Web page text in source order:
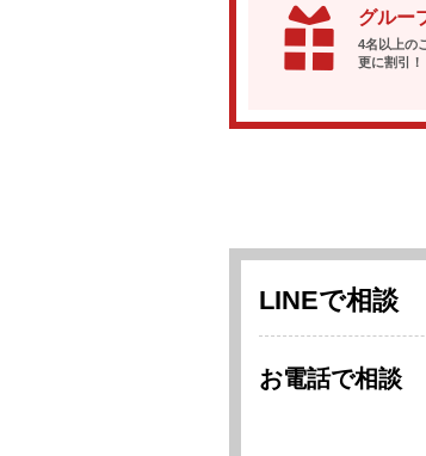
グルー
4名以上の
更に割引！
LINEで相談
お電話で相談